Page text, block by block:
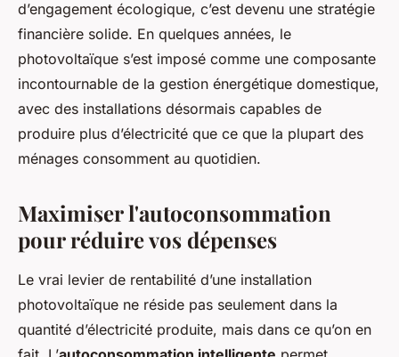
d’engagement écologique, c’est devenu une stratégie
financière solide. En quelques années, le
photovoltaïque s’est imposé comme une composante
incontournable de la gestion énergétique domestique,
avec des installations désormais capables de
produire plus d’électricité que ce que la plupart des
ménages consomment au quotidien.
Maximiser l'autoconsommation
pour réduire vos dépenses
Le vrai levier de rentabilité d’une installation
photovoltaïque ne réside pas seulement dans la
quantité d’électricité produite, mais dans ce qu’on en